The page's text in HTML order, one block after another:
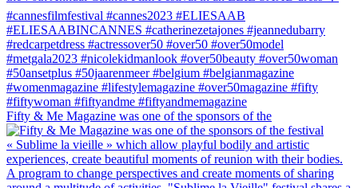
Fifty & Me Magazine was one of the sponsors of the